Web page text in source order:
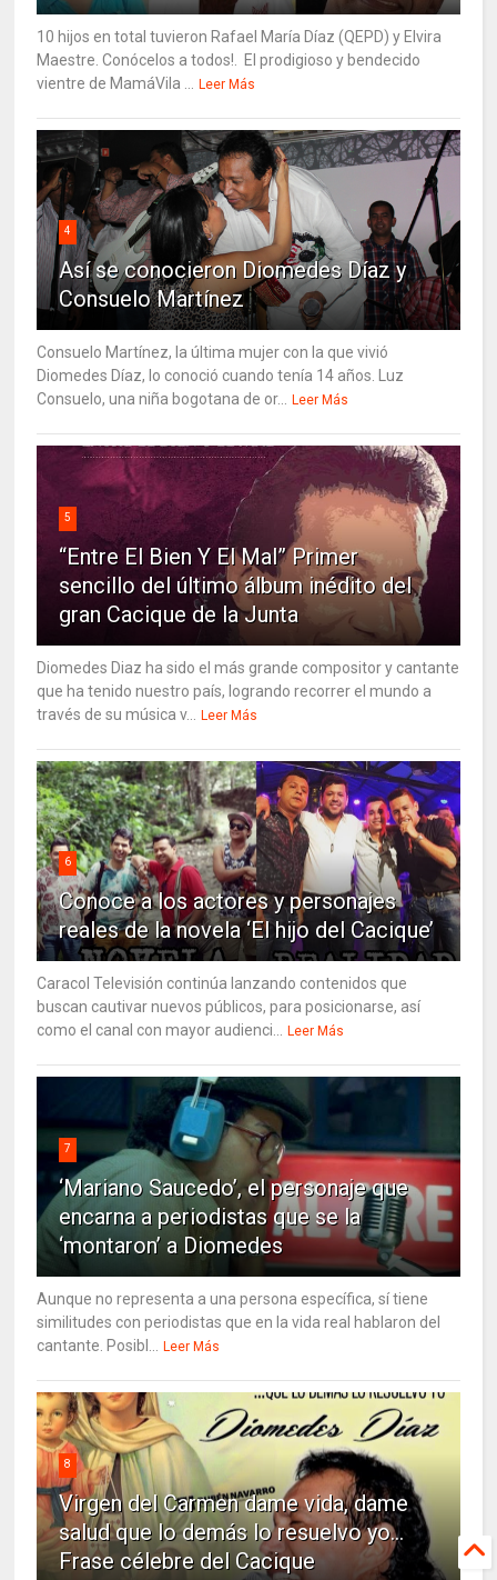
10 hijos en total tuvieron Rafael María Díaz (QEPD) y Elvira
Maestre. Conócelos a todos!. El prodigioso y bendecido
vientre de MamáVila ...
Leer Más
4
Así se conocieron Diomedes Díaz y
Consuelo Martínez
Consuelo Martínez, la última mujer con la que vivió
Diomedes Díaz, lo conoció cuando tenía 14 años. Luz
Consuelo, una niña bogotana de or...
Leer Más
5
“Entre El Bien Y El Mal” Primer
sencillo del último álbum inédito del
gran Cacique de la Junta
Diomedes Diaz ha sido el más grande compositor y cantante
que ha tenido nuestro país, logrando recorrer el mundo a
través de su música v...
Leer Más
6
Conoce a los actores y personajes
reales de la novela ‘El hijo del Cacique’
Caracol Televisión continúa lanzando contenidos que
buscan cautivar nuevos públicos, para posicionarse, así
como el canal con mayor audienci...
Leer Más
7
‘Mariano Saucedo’, el personaje que
encarna a periodistas que se la
‘montaron’ a Diomedes
Aunque no representa a una persona específica, sí tiene
similitudes con periodistas que en la vida real hablaron del
cantante. Posibl...
Leer Más
8
Virgen del Carmen dame vida, dame
salud que lo demás lo resuelvo yo…
Frase célebre del Cacique